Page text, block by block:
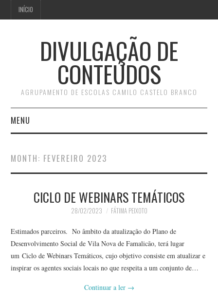
INÍCIO
DIVULGAÇÃO DE
CONTEÚDOS
AGRUPAMENTO DE ESCOLAS CAMILO CASTELO BRANCO
MENU
MONTH: FEVEREIRO 2023
CICLO DE WEBINARS TEMÁTICOS
28/02/2023 FÁTIMA PEIXOTO
Estimados parceiros. No âmbito da atualização do Plano de
Desenvolvimento Social de Vila Nova de Famalicão, terá lugar
um Ciclo de Webinars Temáticos, cujo objetivo consiste em atualizar e
inspirar os agentes sociais locais no que respeita a um conjunto de…
Continuar a ler →